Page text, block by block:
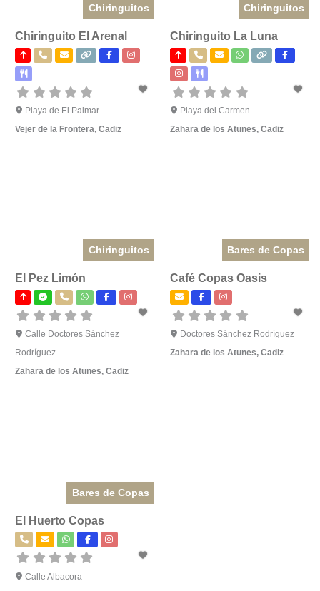
Chiringuitos
Chiringuito El Arenal
Playa de El Palmar
Vejer de la Frontera, Cadiz
Chiringuitos
Chiringuito La Luna
Playa del Carmen
Zahara de los Atunes,Cadiz
Chiringuitos
El Pez Limón
Calle Doctores Sánchez
Rodríguez
Zahara de los Atunes, Cadiz
Bares de Copas
Café Copas Oasis
Doctores Sánchez Rodríguez
Zahara de los Atunes,Cadiz
Bares de Copas
El Huerto Copas
Calle Albacora